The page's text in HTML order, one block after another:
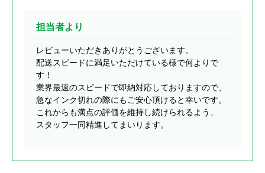
担当者より
レビューいただきありがとうございます。
配送スピードに満足いただけている様で何よりで
す！
業界最速のスピードで即納対応しておりますので、
急なインク切れの際にもご安心頂けると幸いです。
これからも満点の評価を維持し続けられるよう、
スタッフ一同精進してまいります。